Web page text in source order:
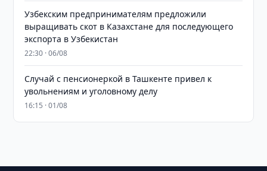
Узбекским предпринимателям предложили
выращивать скот в Казахстане для последующего
экспорта в Узбекистан
22:30 · 06/08
Случай с пенсионеркой в Ташкенте привел к
увольнениям и уголовному делу
16:15 · 01/08